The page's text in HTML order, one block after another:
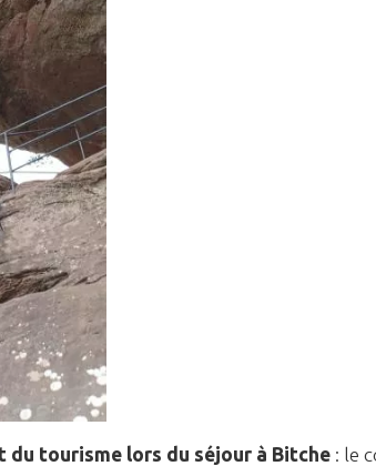
tourisme lors du séjour à Bitche : le